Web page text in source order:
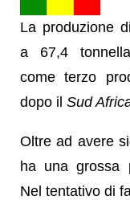
La produzione
a 67,4
come terzo
dopo il Sud
Oltre ad avere
ha una grossa
Nel tentativo di